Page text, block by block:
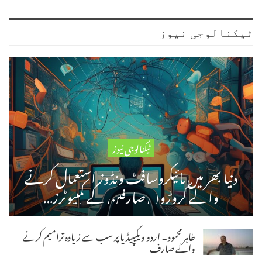
ٹیکنالوجی نیوز
ٹیکنالوجی نیوز
دنیا بھر میں مائیکروسافٹ ونڈوز استعمال کرنے
والے کروڑوں صارفین کے کمپیوٹرز…
طاہر محمود۔ اردو ویکیپیڈیا پر سب سے زیادہ ترامیم کرنے
والے صارف